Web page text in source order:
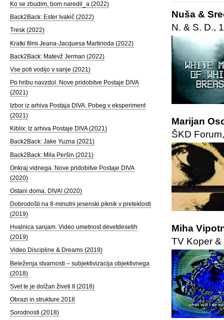
Nuša &
N. & S. D.,
Marijan
ŠKD
Miha
TV Koper
Ko se zbudim, bom naredil_a (2022)
Back2Back: Ester Ivakič (2022)
Tresk (2022)
Kratki filmi Jeana-Jacquesa Martinoda (2022)
Back2Back: Matevž Jerman (2022)
Vse poti vodijo v sanje (2021)
Po hribu navzdol. Nove pridobitve Postaje DIVA
(2021)
Izbor iz arhiva Postaja DIVA: Pobeg v eksperiment
(2021)
Kiblix: Iz arhiva Postaje DIVA (2021)
Back2Back: Jake Yuzna (2021)
Back2Back: Mila Peršin (2021)
Onkraj vidnega. Nove pridobitve Postaje DIVA
(2020)
Ostani doma, DIVA! (2020)
Dobrodošli na 8-minutni jesenski piknik v preteklosti
(2019)
Hvalnica sanjam. Video umetnost devetdesetih
(2019)
Video Discipline & Dreams (2019)
Beleženja stvarnosti – subjektivizacija objektivnega
(2018)
Svet te je dolžan živeti II (2018)
Obrazi in strukture 2018
Sorodnosti (2018)